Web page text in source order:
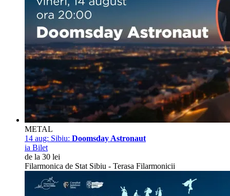
METAL
14 aug: Sibiu: Doomsday Astronaut
ia Bilet
de la 30 lei
Filarmonica de Stat Sibiu - Terasa Filarmonicii